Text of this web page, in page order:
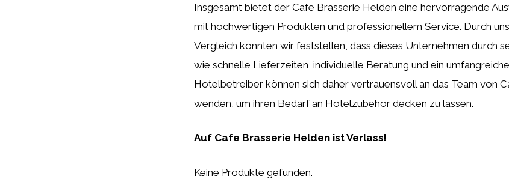
Insgesamt bietet der Cafe Brasserie Helden eine hervorragende
mit hochwertigen Produkten und professionellem Service. Durch
Vergleich konnten wir feststellen, dass dieses Unternehmen durch
wie schnelle Lieferzeiten, individuelle Beratung und ein
Hotelbetreiber können sich daher vertrauensvoll an das Team von
wenden, um ihren Bedarf an Hotelzubehör decken zu lassen.
Auf Cafe Brasserie Helden ist Verlass!
Keine Produkte gefunden.